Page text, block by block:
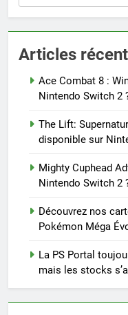
Articles
Ace Combat 8 :
Nintendo Switch 2
The Lift:
disponible sur
Mighty Cuphead
Nintendo Switch 2
Découvrez nos
Pokémon Méga
La PS Portal
mais les stocks